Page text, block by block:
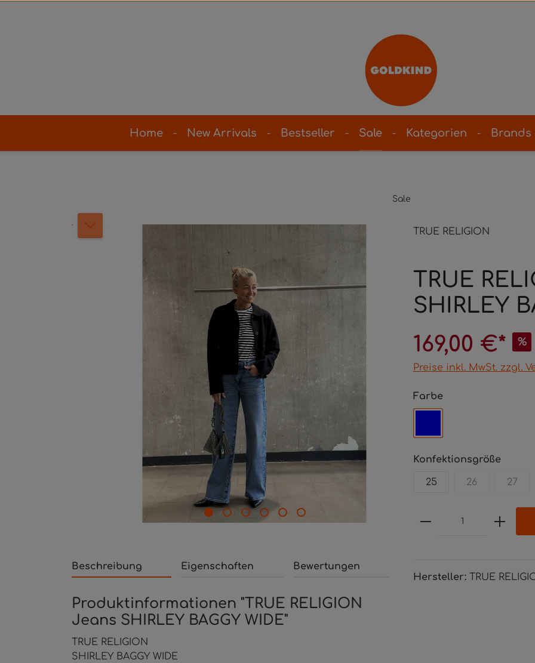
Home New Arrivals Bestseller Sale Kategorien Brands
Sale
TRUE RELIGION
TRUE
SHIRLEY
169,00 €*
%
Preise inkl. MwSt. zzgl.
Farbe
Konfektionsgröße
25 26 27
Hersteller: TRUE
Beschreibung Eigenschaften Bewertungen
Produktinformationen "TRUE RELIGION
Jeans SHIRLEY BAGGY WIDE"
TRUE RELIGION
SHIRLEY BAGGY WIDE